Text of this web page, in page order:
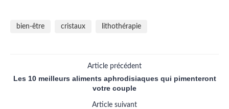
bien-être cristaux lithothérapie
Article précédent
Les 10 meilleurs aliments aphrodisiaques qui pimenteront
votre couple
Article suivant